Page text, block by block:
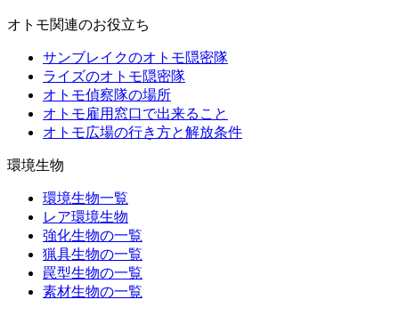
オトモ関連のお役立ち
サンブレイクのオトモ隠密隊
ライズのオトモ隠密隊
オトモ偵察隊の場所
オトモ雇用窓口で出来ること
オトモ広場の行き方と解放条件
環境生物
環境生物一覧
レア環境生物
強化生物の一覧
猟具生物の一覧
罠型生物の一覧
素材生物の一覧